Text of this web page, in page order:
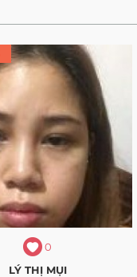
0
LÝ THỊ MỤI